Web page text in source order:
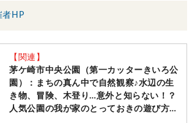
者HP
【関連】
茅ケ崎市中央公園（第一カッターきいろ公
園）：まちの真ん中で自然観察♪水辺の生
き物、冒険、木登り…意外と知らない！？
人気公園の我が家のとっておきの遊び方、